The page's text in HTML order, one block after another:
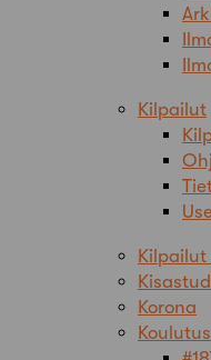
Kilpailut
Korona